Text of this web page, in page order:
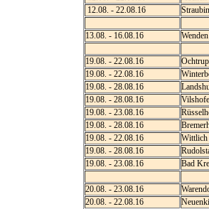
12.08. - 22.08.16
13.08. - 16.08.16 Wenden
19.08. - 22.08.16
Ochtrup
19.08. - 22.08.16
19.08. - 28.08.16
19.08. - 28.08.16
19.08. - 23.08.16
19.08. - 28.08.16
19.08. - 22.08.16
Wittlich
19.08. - 28.08.16
19.08. - 23.08.16
Bad
20.08. - 23.08.16
20.08. - 22.08.16